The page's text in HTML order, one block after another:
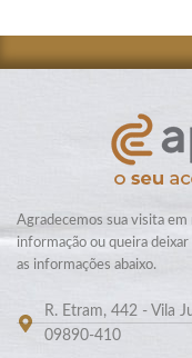
Agradecemos sua visita em
informação ou queira
as informações abaixo.
R. Etram, 442 - Vila
09890-410